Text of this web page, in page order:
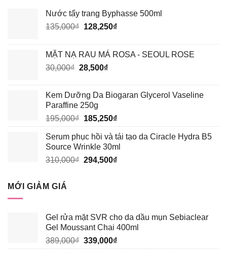
Nước tẩy trang Byphasse 500ml
135,000₫ Giá
135,000₫.
128,250₫Giá
là:
MẶT NẠ RAU MÁ ROSA - SEOUL ROSE
30,000₫ Giá
30,000₫.
28,500₫Giá
là:
Kem Dưỡng Da Biogaran Glycerol Vaseline
Paraffine 250g
195,000₫ Giá
là:
195,000₫.
185,250₫Giá
tại
là:
185,250₫.
Serum phục hồi và tái tạo da Ciracle Hydra B5
Source Wrinkle 30ml
310,000₫ Giá
294,500₫Giá
MỚI GIẢM GIÁ
Gel rửa mặt SVR cho da dầu mụn Sebiaclear
Gel Moussant Chai 400ml
389,000₫ Giá
339,000₫Giá